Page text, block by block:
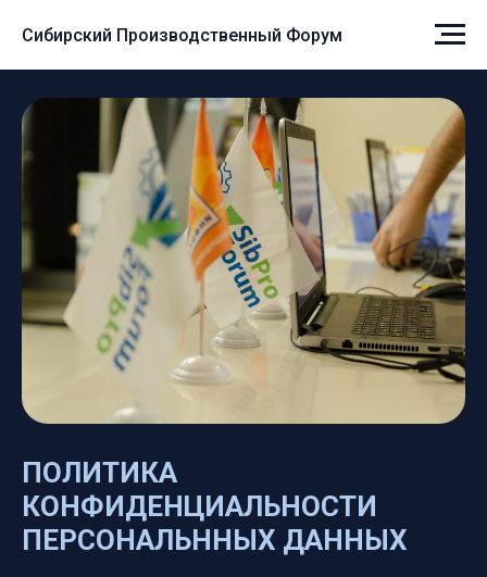
Сибирский Производственный Форум
ПОЛИТИКА
КОНФИДЕНЦИАЛЬНОСТИ
ПЕРСОНАЛЬННЫХ ДАННЫХ